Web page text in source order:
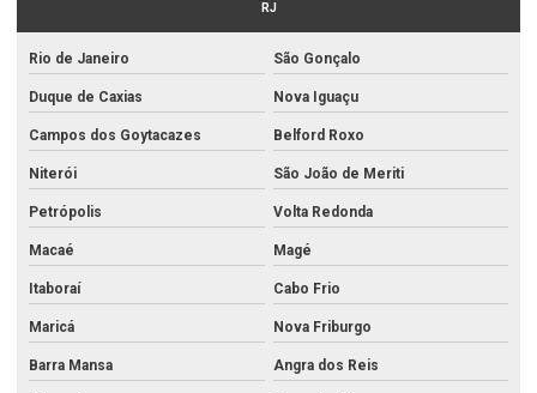
Análise de efluente sanitário
Análise de efluentes
Análise de efluentes acreditados
Análise de efluentes atmosféricos
Análise de efluentes hospitalares
Análise de efluentes industriais
Análise de efluentes líquidos
Análise de efluentes no rio de janeiro
RJ
Rio de Janeiro São Gonçalo
Duque de Caxias Nova Iguaçu
Campos dos Goytacazes Belford Roxo
Niterói São João de Meriti
Petrópolis Volta Redonda
Macaé Magé
Itaboraí Cabo Frio
Maricá Nova Friburgo
Barra Mansa Angra dos Reis